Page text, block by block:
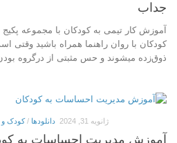
جداب
آموزش کار تیمی به کودکان با مجموعه
کودکان با روان راهنما همراه باشید وقتی
ذوق‌زده می­شوند و حس مثبتی از درگروه‌
دانلودها /کودک و ژانویه 31, 2024
آموزش مدیریت احساسات به